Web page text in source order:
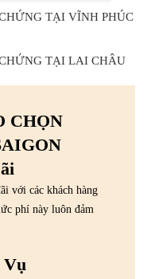
TẠI VĨNH PHÚC
TẠI LAI CHÂU
CHỌN
với các khách hàng
phí này luôn đảm
Vụ